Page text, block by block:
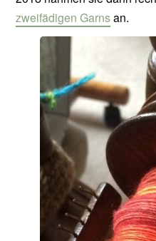
zweifädigen Garnsan.